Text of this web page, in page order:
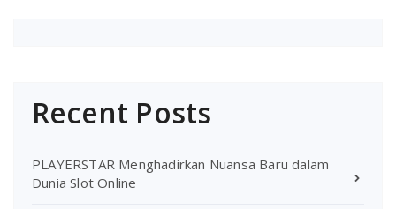
Recent Posts
PLAYERSTAR Menghadirkan Nuansa Baru dalam
Dunia Slot Online